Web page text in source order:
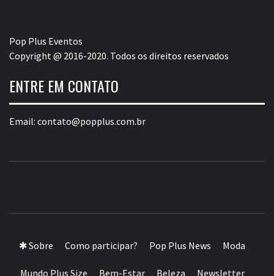
Pop Plus Eventos
Copyright @ 2016-2020. Todos os direitos reservados
ENTRE EM CONTATO
Email: contato@popplus.com.br
✱ Sobre Como participar? Pop Plus News Moda
Mundo Plus Size Bem-Estar Beleza Newsletter